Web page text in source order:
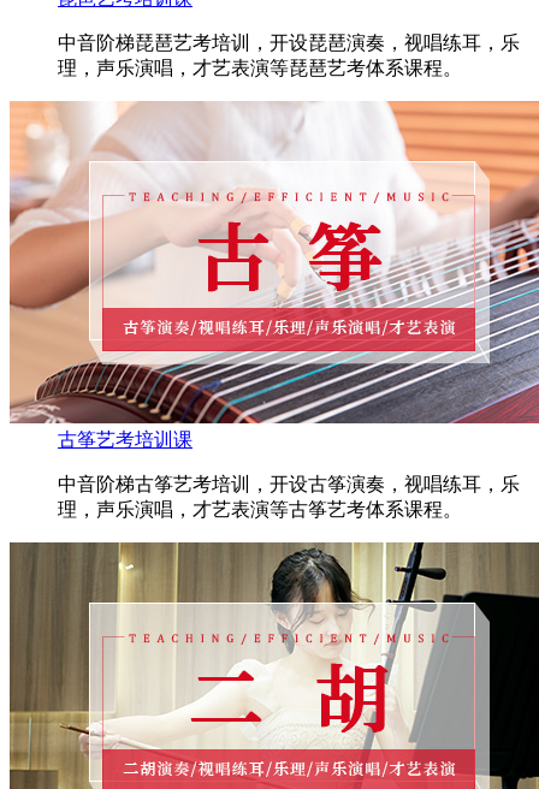
中音阶梯琵琶艺考培训，开设琵琶演奏，视唱练耳，乐
理，声乐演唱，才艺表演等琵琶艺考体系课程。
古筝艺考培训课
中音阶梯古筝艺考培训，开设古筝演奏，视唱练耳，乐
理，声乐演唱，才艺表演等古筝艺考体系课程。